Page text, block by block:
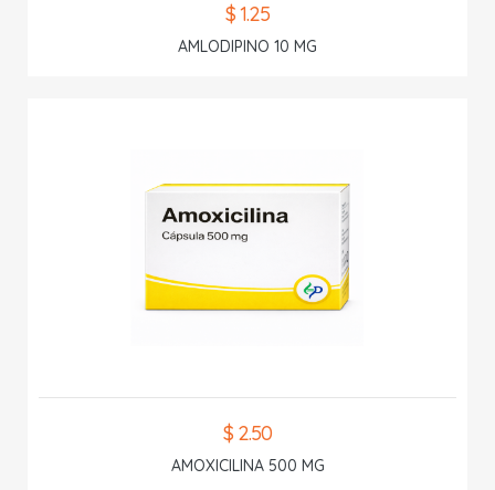
$ 1.25
AMLODIPINO 10 MG
$ 2.50
AMOXICILINA 500 MG